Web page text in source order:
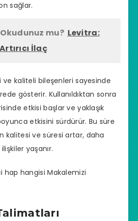
sağlar.
mu? Levitra:
İlaç
ve kaliteli bileşenleri sayesinde
gösterir. Kullanıldıktan sonra
etkisi başlar ve yaklaşık
etkisini sürdürür. Bu süre
kalitesi ve süresi artar, daha
yaşanır.
hap hangisi Makalemizi